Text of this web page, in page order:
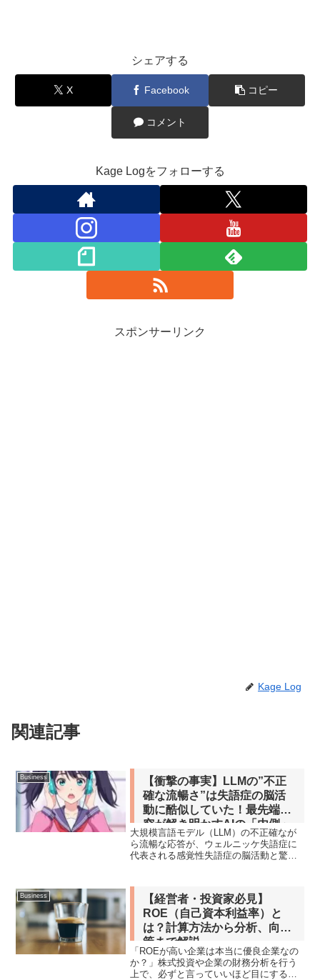
シェアする
X Facebook コピー
コメント
Kage Logをフォローする
スポンサーリンク
Kage Log
関連記事
Business
【衝撃の事実】LLMの”不正
確な流暢さ”は失語症の脳活
動に酷似していた！最先端研
究が解き明かすAIの「内側」
大規模言語モデル（LLM）の不正確なが
ら流暢な応答が、ウェルニッケ失語症に
代表される感覚性失語症の脳活動と驚く
イナミクスを比較し、ブレインモルフィ
ックAI開発の新たな道を開きます。
Business
【経営者・投資家必見】
ROE（自己資本利益率）と
は？計算方法から分析、向上
策まで解説
「ROEが高い企業は本当に優良企業なの
か？」株式投資や企業の財務分析を行う
上で、必ずと言っていいほど目にする指